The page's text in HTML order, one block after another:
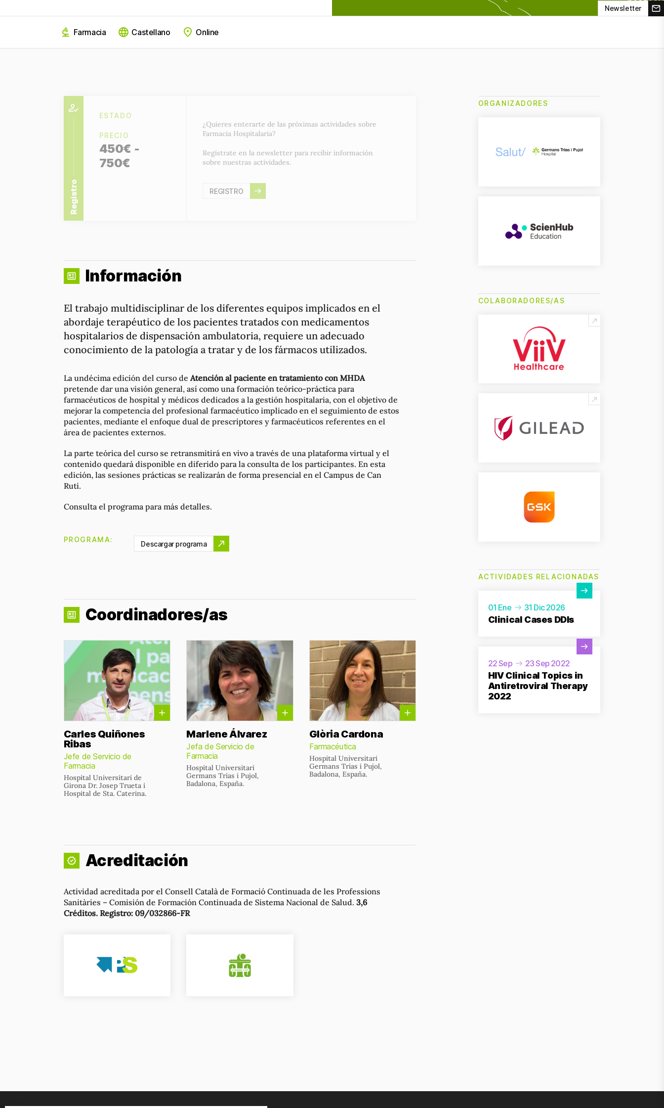
Newsletter
Farmacia Castellano Online
Registro
ESTADO
PRECIO
450€ -
750€
¿Quieres enterarte de las próximas actividades sobre
Farmacia Hospitalaria?
Regístrate en la newsletter para recibir información
sobre nuestras actividades.
REGISTRO
Información
El trabajo multidisciplinar de los diferentes equipos implicados en el
abordaje terapéutico de los pacientes tratados con medicamentos
hospitalarios de dispensación ambulatoria, requiere un adecuado
conocimiento de la patología a tratar y de los fármacos utilizados.
La undécima edición del curso de Atención al paciente en tratamiento con MHDA
pretende dar una visión general, así como una formación teórico-práctica para
farmacéuticos de hospital y médicos dedicados a la gestión hospitalaria, con el objetivo de
mejorar la competencia del profesional farmacéutico implicado en el seguimiento de estos
pacientes, mediante el enfoque dual de prescriptores y farmacéuticos referentes en el
área de pacientes externos.
La parte teórica del curso se retransmitirá en vivo a través de una plataforma virtual y el
contenido quedará disponible en diferido para la consulta de los participantes. En esta
edición, las sesiones prácticas se realizarán de forma presencial en el Campus de Can
Ruti.
Consulta el programa para más detalles.
PROGRAMA: Descargar programa
Coordinadores/as
Carles Quiñones
Ribas
Jefe de Servicio de
Farmacia
Hospital Universitari de
Girona Dr. Josep Trueta i
Hospital de Sta. Caterina.
Marlene Álvarez
Jefa de Servicio de
Farmacia
Hospital Universitari
Germans Trias i Pujol,
Badalona, España.
Glòria Cardona
Farmacéutica
Hospital Universitari
Germans Trias i Pujol,
Badalona, España.
Acreditación
Actividad acreditada por el Consell Català de Formació Continuada de les Professions
Sanitàries – Comisión de Formación Continuada de Sistema Nacional de Salud. 3,6
Créditos. Registro: 09/032866-FR
ORGANIZADORES
COLABORADORES/AS
ACTIVIDADES RELACIONADAS
01 Ene 31 Dic 2026
Clinical Cases DDIs
22 Sep 23 Sep 2022
HIV Clinical Topics in
Antiretroviral Therapy
2022